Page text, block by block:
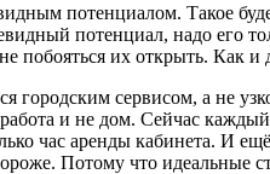
потенциалом. Такое
потенциал, надо его
побояться их открыть.
городским сервисом, а не
и не дом. Сейчас
час аренды кабинета. И
Потому что идеальные